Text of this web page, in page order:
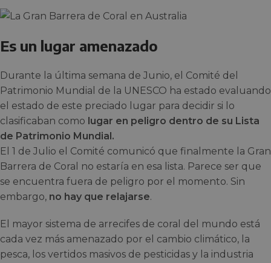
Es un lugar amenazado
Durante la última semana de Junio, el Comité del
Patrimonio Mundial de la UNESCO ha estado evaluando
el estado de este preciado lugar para decidir si lo
clasificaban como lugar en peligro dentro de su Lista
de Patrimonio Mundial.
El 1 de Julio el Comité comunicó que finalmente la Gran
Barrera de Coral no estaría en esa lista. Parece ser que
se encuentra fuera de peligro por el momento. Sin
embargo, no hay que relajarse.
El mayor sistema de arrecifes de coral del mundo está
cada vez más amenazado por el cambio climático, la
pesca, los vertidos masivos de pesticidas y la industria